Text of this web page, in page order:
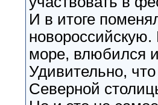
И в итоге
новороссийскую.
море, влюбился
Удивительно,
Северной